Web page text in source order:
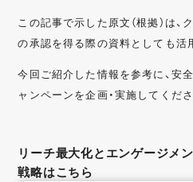
この記事で示した原文（根拠）は
の承認を得る際の資料としても活
今回ご紹介した情報を参考に、
ャンペーンを企画・実施してくださ
リーチ最大化とエンゲージメ
戦略はこちら